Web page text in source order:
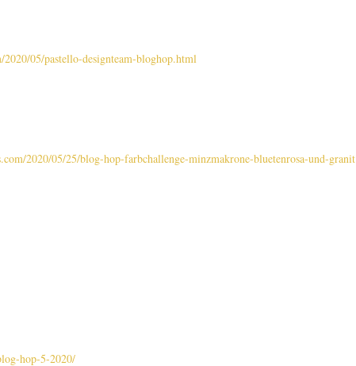
05/pastello-designteam-bloghop.html
2020/05/25/blog-hop-farbchallenge-minzmakrone-bluetenrosa-und-granit
hop-5-2020/